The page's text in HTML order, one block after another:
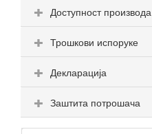
Доступност производа
Трошкови испоруке
Декларација
Заштита потрошача